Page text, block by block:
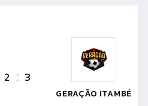
2 3
GERAÇÃO ITAMBÉ